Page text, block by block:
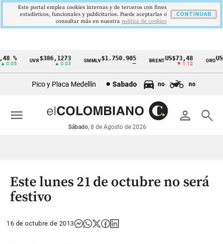
Cintillo
económicos
Colombia
% UVR$386,1273
▲ 0.03
SMMLV $1.750.905 BRENTUS$73,48
▼ 1.12
ORO
Pico y Placa Medellín Sabado no no
person search
Sábado, 8 de Agosto de 2026
menu
Este lunes 21 de octubre no será
festivo
16 de octubre de 2013
Este portal emplea cookies internas y de terceros con fines
estadísticos, funcionales y publicitarios. Puede aceptarlas o
consultar más en nuestra politica de cookies
CONTINUAR